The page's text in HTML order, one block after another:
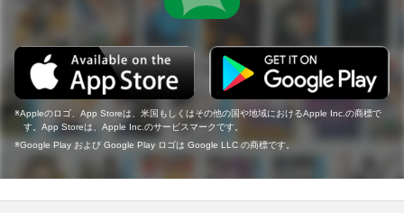
Appleのロゴ、App Storeは、米国もしくはその他の国や地域におけるApple Inc.の商標で
す。App Storeは、Apple Inc.のサービスマークです。
Google Play および Google Play ロゴは Google LLC の商標です。